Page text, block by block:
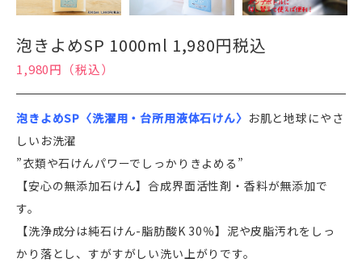
泡きよめSP 1000ml 1,980円税込
1,980円（税込）
泡きよめSP〈洗濯用・台所用液体石けん〉 お肌と地球にやさ
しいお洗濯
”衣類や石けんパワーでしっかりきよめる”
【安心の無添加石けん】合成界面活性剤・香料が無添加で
す。
【洗浄成分は純石けん-脂肪酸K 30％】泥や皮脂汚れをしっ
かり落とし、すがすがしい洗い上がりです。